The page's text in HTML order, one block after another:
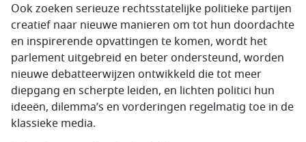
Ook zoeken serieuze rechtsstatelijke politieke partijen
creatief naar nieuwe manieren om tot hun doordachte
en inspirerende opvattingen te komen, wordt het
parlement uitgebreid en beter ondersteund, worden
nieuwe debatteerwijzen ontwikkeld die tot meer
diepgang en scherpte leiden, en lichten politici hun
ideeën, dilemma’s en vorderingen regelmatig toe in de
klassieke media.